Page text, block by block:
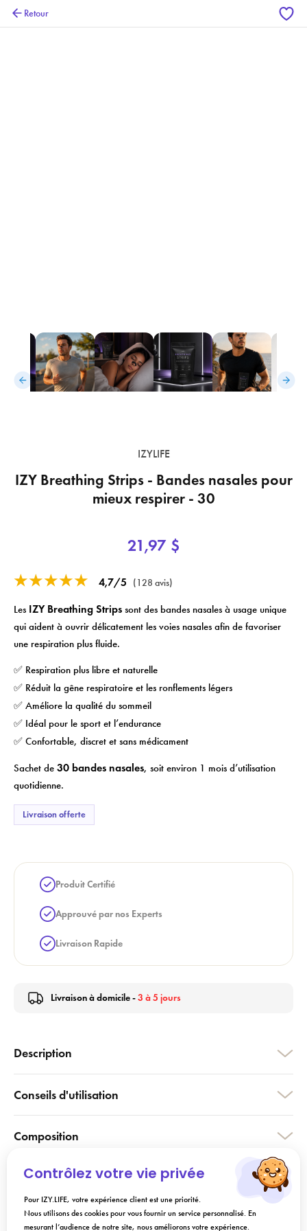
Retour
IZYLIFE
IZY Breathing Strips - Bandes nasales pour
mieux respirer - 30
21,97 $
★★★★★ 4,7/5 (128 avis)
Les IZY Breathing Strips sont des bandes nasales à usage unique
qui aident à ouvrir délicatement les voies nasales afin de favoriser
une respiration plus fluide.
✅ Respiration plus libre et naturelle
✅ Réduit la gêne respiratoire et les ronflements légers
✅ Améliore la qualité du sommeil
✅ Idéal pour le sport et l’endurance
✅ Confortable, discret et sans médicament
Sachet de 30 bandes nasales, soit environ 1 mois d’utilisation
quotidienne.
Livraison offerte
Produit Certifié
Approuvé par nos Experts
Livraison Rapide
Livraison à domicile -3 à 5 jours
Description
Conseils d'utilisation
Composition
Livraison
FAQ
Ajouter à la liste de souhaits
add_circle_outline Créer une nouvelle liste
Créer une liste de souhaits ×
Nom de la liste de souhaits
Annuler Créer une liste de souhaits
Login ×
Vous devez être connecté pour enregistrer des produits dans votre liste
de souhaits.
Annuler
Contrôlez votre vie privée
Pour IZY.LIFE, votre expérience client est une priorité.
Nous utilisons des cookies pour vous fournir un service personnalisé. En
mesurant l’audience de notre site, nous améliorons votre expérience.